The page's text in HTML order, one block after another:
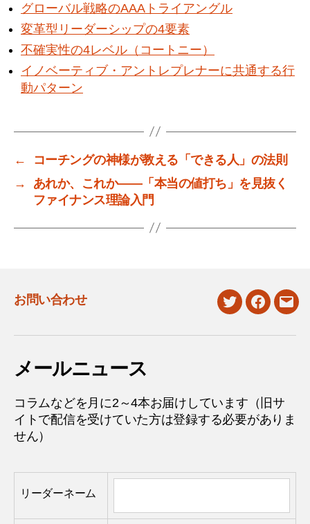
グローバル戦略のAAAトライアングル
変革型リーダーシップの4要素
不確実性の4レベル（コートニー）
イノベーティブ・アントレプレナーに共通する行
動パターン
←
コーチングの神様が教える「できる人」の法則
→
あれか、これか――「本当の値打ち」を見抜く
ファイナンス理論入門
お問い合わせ
twitterfacebook
メールニュース
コラムなどを月に2～4本お届けしています（旧サ
イトで配信を受けていた方は登録する必要がありま
せん）
リーダーネーム